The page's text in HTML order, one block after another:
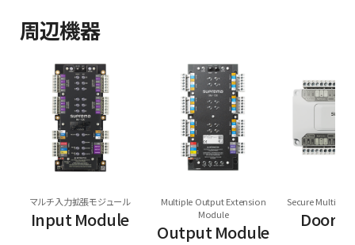
周辺機器
マルチ入力拡張モジュール
Input Module
Multiple Output Extension
Module
Output Module
Secure Multi
Door